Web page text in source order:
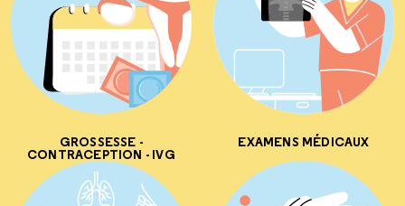
GROSSESSE -
CONTRACEPTION - IVG
EXAMENS MÉDICAUX